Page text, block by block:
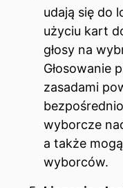
udają się do
użyciu kart
głosy na
Głosowanie
zasadami
wyborcze
a także
wyborców.